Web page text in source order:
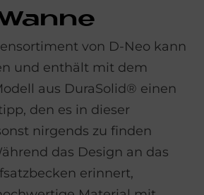
von D-Neo kann
und enthält mit dem
aus DuraSolid® einen
den es in dieser
nirgends zu finden
das Design an das
erinnert,